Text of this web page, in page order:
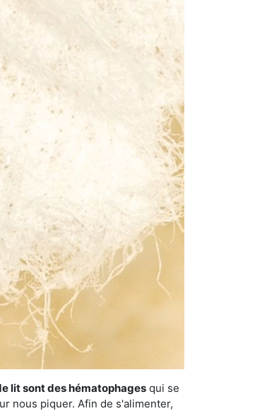
lit sont des hématophages qui se
nous piquer. Afin de s'alimenter,